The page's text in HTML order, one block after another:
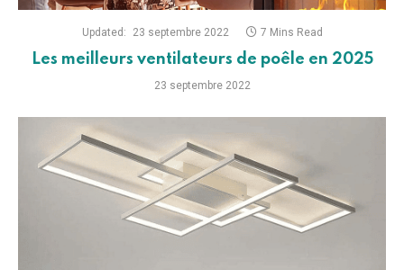
Updated: 23 septembre 2022 7 Mins Read
Les meilleurs ventilateurs de poêle en 2025
23 septembre 2022